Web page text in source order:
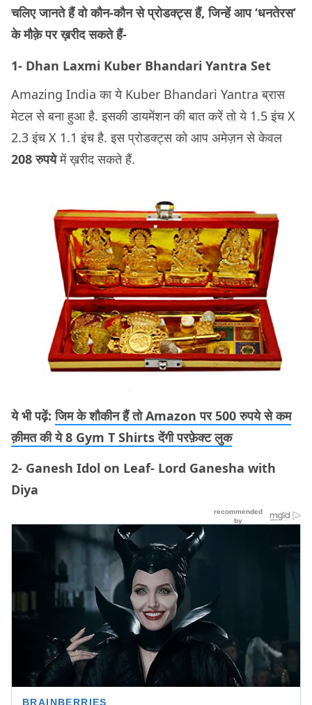
चलिए जानते हैं वो कौन-कौन से प्रोडक्ट्स हैं, जिन्हें आप ‘धनतेरस’
के मौक़े पर ख़रीद सकते हैं-
1- Dhan Laxmi Kuber Bhandari Yantra Set
Amazing India का ये Kuber Bhandari Yantra ब्रास
मेटल से बना हुआ है. इसकी डायमेंशन की बात करें तो ये 1.5 इंच X
2.3 इंच X 1.1 इंच है. इस प्रोडक्ट्स को आप अमेज़न से केवल
208 रुपयेमें ख़रीद सकते हैं.
ये भी पढ़ें:जिम के शौकीन हैं तो Amazon पर 500 रुपये से कम
क़ीमत की ये 8 Gym T Shirts देंगी परफ़ेक्ट लुक
2- Ganesh Idol on Leaf- Lord Ganesha with
Diya